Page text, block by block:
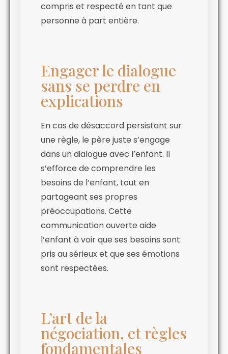
compris et respecté en tant que
personne à part entière.
Engager le dialogue
sans se perdre en
explications
En cas de désaccord persistant sur
une règle, le père juste s’engage
dans un dialogue avec l’enfant. Il
s’efforce de comprendre les
besoins de l’enfant, tout en
partageant ses propres
préoccupations. Cette
communication ouverte aide
l’enfant à voir que ses besoins sont
pris au sérieux et que ses émotions
sont respectées.
L’art de la
négociation, et règles
fondamentales